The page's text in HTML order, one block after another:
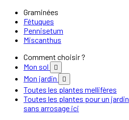
Graminées
Fétuques
Pennisetum
Miscanthus
Comment choisir ?
Mon sol

Mon jardin 
Toutes les plantes mellifères
Toutes les plantes pour un jardin
sans arrosage ici